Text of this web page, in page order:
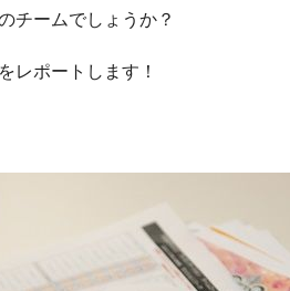
チームでしょうか？
レポートします！